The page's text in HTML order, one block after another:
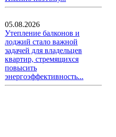
05.08.2026
Утепление балконов и
лоджий стало важной
задачей для владельцев
квартир, стремящихся
повысить
энергоэффективность...